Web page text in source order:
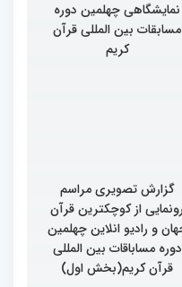
گزارش تصویری بازدید
رئیس سازمان اوقاف و امور
خیریه از غرفه های
گزارش تصویری مراسم
رونمایی از کوچکترین قرآن